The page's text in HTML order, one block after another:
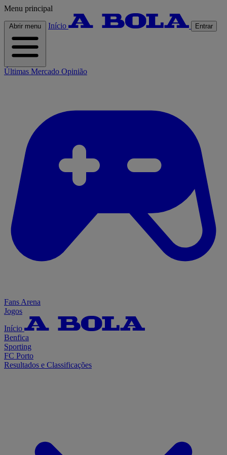
Menu principal
Abrir menu Início Entrar
Últimas Mercado Opinião
Fans Arena
Jogos
Início
Benfica
Sporting
FC Porto
Resultados e Classificações